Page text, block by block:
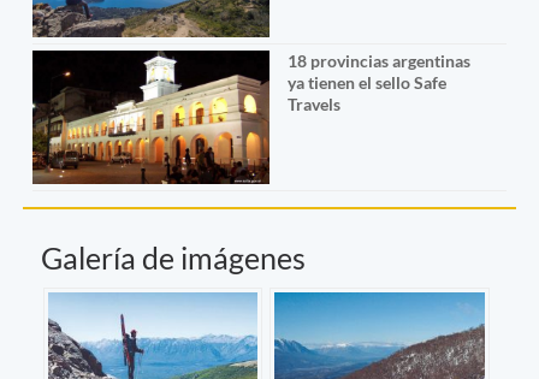
18 provincias argentinas
ya tienen el sello Safe
Travels
Galería de imágenes